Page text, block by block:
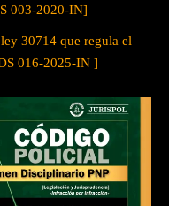
003-2020-IN]
30714 que regula el
016-2025-IN ]